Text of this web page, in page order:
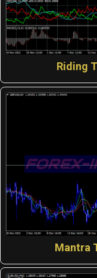
Riding
Mantra